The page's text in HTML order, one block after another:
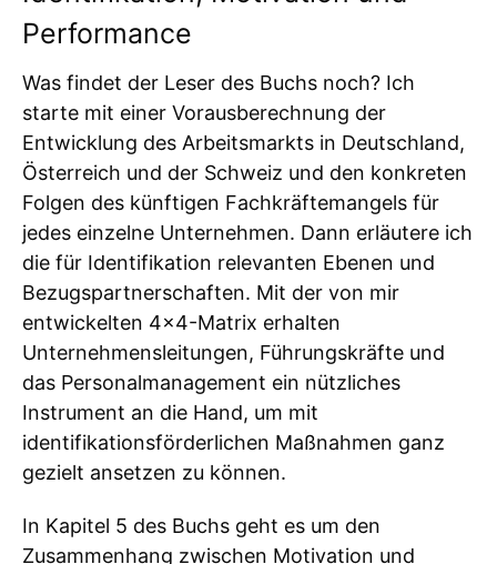
Performance
Was findet der Leser des Buchs noch? Ich
starte mit einer Vorausberechnung der
Entwicklung des Arbeitsmarkts in Deutschland,
Österreich und der Schweiz und den konkreten
Folgen des künftigen Fachkräftemangels für
jedes einzelne Unternehmen. Dann erläutere ich
die für Identifikation relevanten Ebenen und
Bezugspartnerschaften. Mit der von mir
entwickelten 4×4-Matrix erhalten
Unternehmensleitungen, Führungskräfte und
das Personalmanagement ein nützliches
Instrument an die Hand, um mit
identifikationsförderlichen Maßnahmen ganz
gezielt ansetzen zu können.
In Kapitel 5 des Buchs geht es um den
Zusammenhang zwischen Motivation und